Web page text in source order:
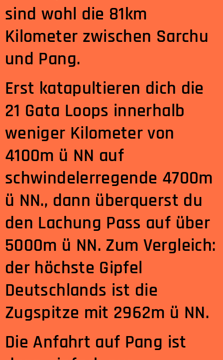
sind wohl die 81km
Kilometer zwischen Sarchu
und Pang.
Erst katapultieren dich die
21 Gata Loops innerhalb
weniger Kilometer von
4100m ü NN auf
schwindelerregende 4700m
ü NN., dann überquerst du
den Lachung Pass auf über
5000m ü NN. Zum Vergleich:
der höchste Gipfel
Deutschlands ist die
Zugspitze mit 2962m ü NN.
Die Anfahrt auf Pang ist